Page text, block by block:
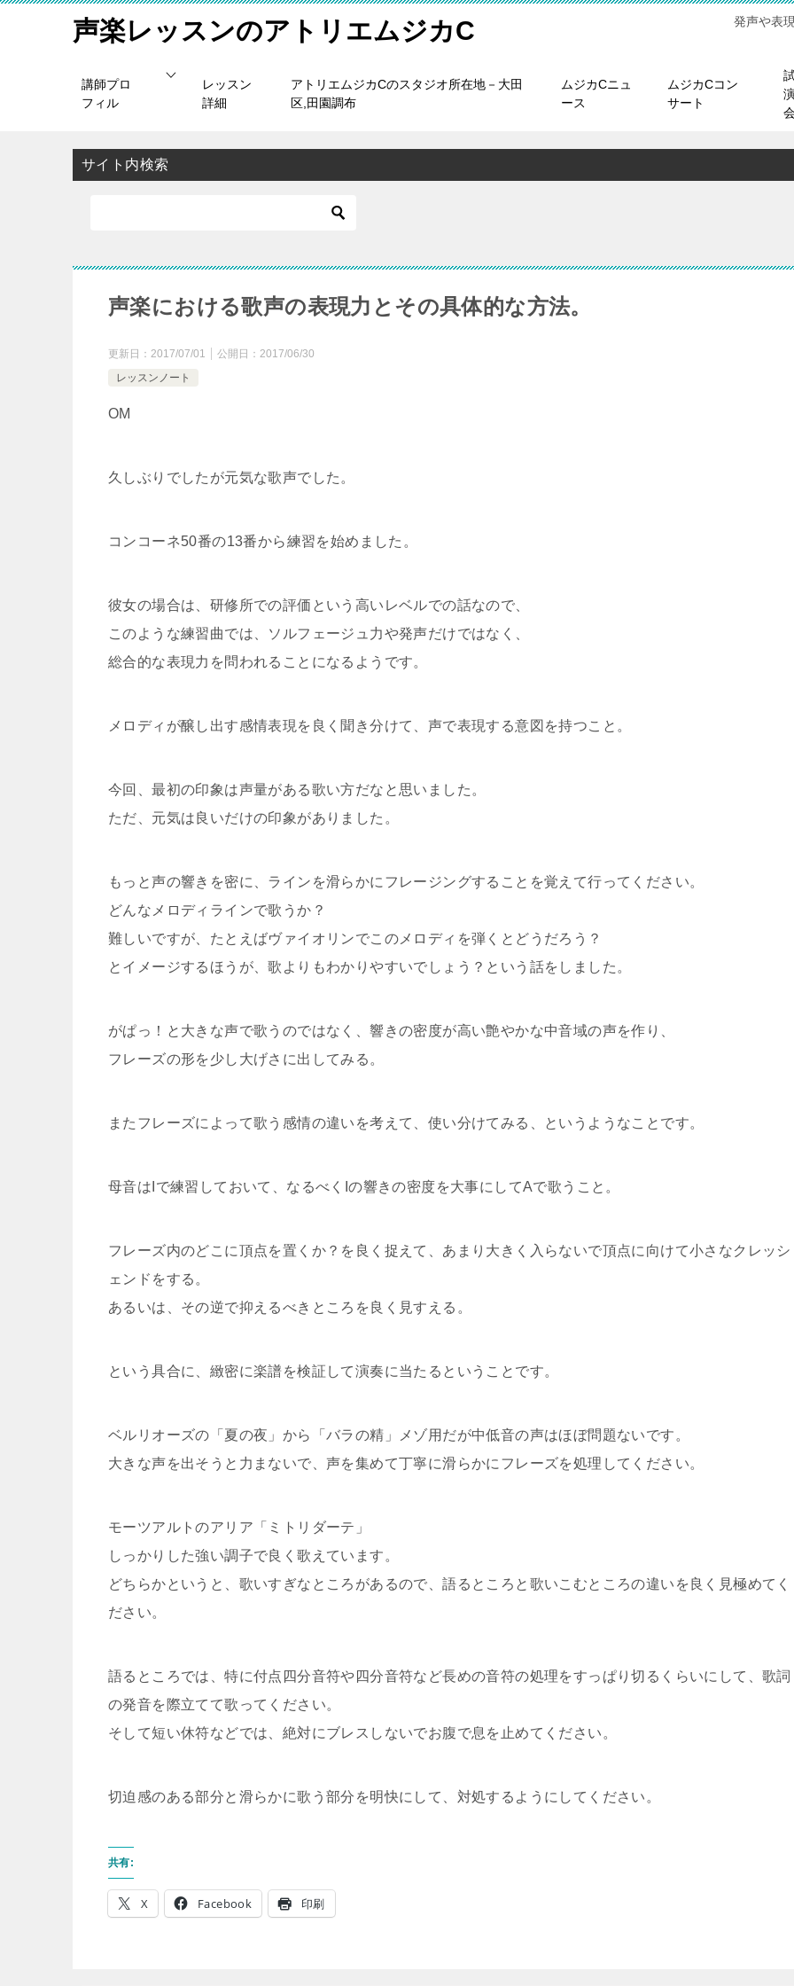
声楽レッスンのアトリエムジカC 発声や表
講師プロ
フィル
レッスン
詳細
アトリエムジカCのスタジオ所在地－大田
区,田園調布
ムジカCニュ
ース
ムジカCコン
サート
サイト内検索
声楽における歌声の表現力とその具体的な方法。
更新日： 2017/07/01 公開日： 2017/06/30
レッスンノート
OM
久しぶりでしたが元気な歌声でした。
コンコーネ50番の13番から練習を始めました。
彼女の場合は、研修所での評価という高いレベルでの話なので、
このような練習曲では、ソルフェージュ力や発声だけではなく、
総合的な表現力を問われることになるようです。
メロディが醸し出す感情表現を良く聞き分けて、声で表現する意図を持つこと。
今回、最初の印象は声量がある歌い方だなと思いました。
ただ、元気は良いだけの印象がありました。
もっと声の響きを密に、ラインを滑らかにフレージングすることを覚えて行ってください。
どんなメロディラインで歌うか？
難しいですが、たとえばヴァイオリンでこのメロディを弾くとどうだろう？
とイメージするほうが、歌よりもわかりやすいでしょう？という話をしました。
がぱっ！と大きな声で歌うのではなく、響きの密度が高い艶やかな中音域の声を作り、
フレーズの形を少し大げさに出してみる。
またフレーズによって歌う感情の違いを考えて、使い分けてみる、というようなことです。
母音はIで練習しておいて、なるべくIの響きの密度を大事にしてAで歌うこと。
フレーズ内のどこに頂点を置くか？を良く捉えて、あまり大きく入らないで頂点に向けて小さなクレッシ
ェンドをする。
あるいは、その逆で抑えるべきところを良く見すえる。
という具合に、緻密に楽譜を検証して演奏に当たるということです。
ベルリオーズの「夏の夜」から「バラの精」メゾ用だが中低音の声はほぼ問題ないです。
大きな声を出そうと力まないで、声を集めて丁寧に滑らかにフレーズを処理してください。
モーツアルトのアリア「ミトリダーテ」
しっかりした強い調子で良く歌えています。
どちらかというと、歌いすぎなところがあるので、語るところと歌いこむところの違いを良く見極めてく
ださい。
語るところでは、特に付点四分音符や四分音符など長めの音符の処理をすっぱり切るくらいにして、歌詞
の発音を際立てて歌ってください。
そして短い休符などでは、絶対にブレスしないでお腹で息を止めてください。
切迫感のある部分と滑らかに歌う部分を明快にして、対処するようにしてください。
共有:
X Facebook 印刷